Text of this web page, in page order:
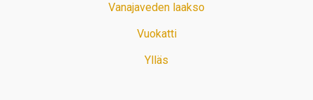
Vanajaveden laakso
Vuokatti
Ylläs